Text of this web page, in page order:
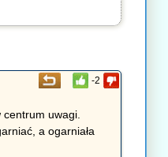
-2
uwagi.
a ogarniała